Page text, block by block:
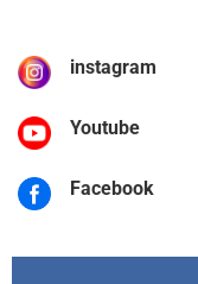
instagram
Youtube
Facebook